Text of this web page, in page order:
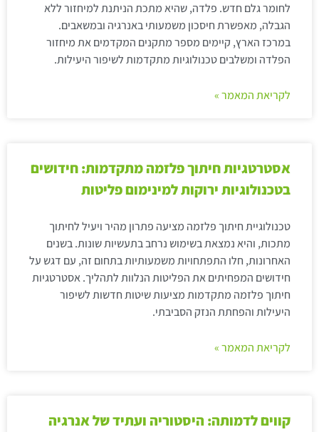
לחומר גלם חדש. פלדה, שהיא מתכת הניתנת למיחזור ללא
הגבלה, מאפשרת חיסכון משמעותי באנרגיה ובמשאבים.
במרכז הארץ, קיימים מספר מתקנים המקדמים את מיחזור
הפלדה ומשלבים טכנולוגיות מתקדמות לשיפור היעילות.
לקריאת המאמר »
אסטרטגיות חיתוך פלזמה מתקדמות: חידושים
בטכנולוגיות ירוקות למינימום פליטות
טכנולוגיית חיתוך פלזמה מציעה פתרון מהיר ויעיל לחיתוך
מתכות, והיא נמצאת בשימוש נרחב בתעשיות שונות. בשנים
האחרונות, חלו התפתחויות משמעותיות בתחום זה, עם דגש על
חידושים המפחיתים את הפליטות הנלוות לתהליך. אסטרטגיות
חיתוך פלזמה מתקדמות מציעות שיטות חדשות לשיפור
היעילות והפחתת הנזק הסביבתי.
לקריאת המאמר »
קווים לדמותה: היסטוריה ועתיד של אנרגיה